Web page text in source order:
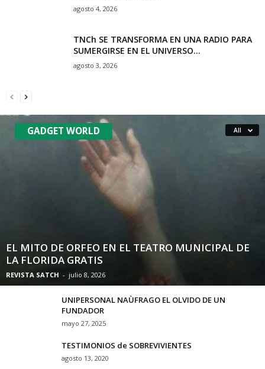
agosto 4, 2026
TNCh SE TRANSFORMA EN UNA RADIO PARA
SUMERGIRSE EN EL UNIVERSO...
agosto 3, 2026
GADGET WORLD All
TANGO THRILLER: UN GOLPE NECROLÓGICO.
Guillermo Pallacán
EL MITO DE ORFEO EN EL TEATRO MUNICIPAL DE
LA FLORIDA GRATIS
REVISTA SATCH - julio 8, 2026
UNIPERSONAL NAÙFRAGO EL OLVIDO DE UN
FUNDADOR
mayo 27, 2025
TESTIMONIOS de SOBREVIVIENTES
agosto 13, 2020